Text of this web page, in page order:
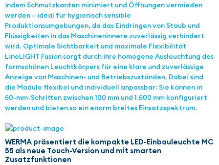
indem Schmutzkanten minimiert und Öffnungen vermieden
werden – ideal für hygienisch sensible
Produktionsumgebungen, da das Eindringen von Staub und
Flüssigkeiten in das Maschineninnere zuverlässig verhindert
wird. Optimale Sichtbarkeit und maximale Flexibilität
LineLIGHT Fusion sorgt durch ihre homogene Ausleuchtung des
formschönen Leuchtkörpers für eine klare und zuverlässige
Anzeige von Maschinen- und Betriebszuständen. Dabei sind
die Module flexibel und individuell anpassbar: Sie können in
50-mm-Schritten zwischen 100 mm und 1.500 mm konfiguriert
werden und bieten so ein enorm breites Einsatzspektrum.
WERMA präsentiert die kompakte LED-Einbauleuchte MC
55 als neue Touch-Version und mit smarten
Zusatzfunktionen